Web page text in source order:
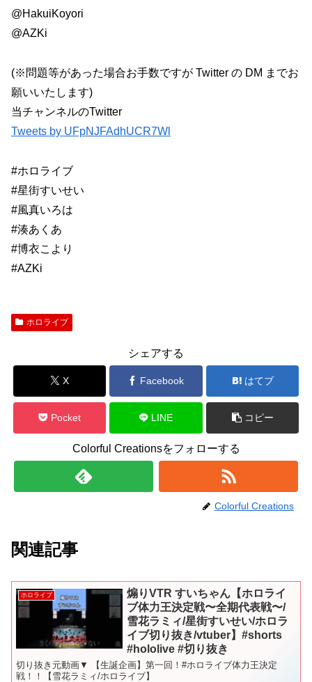
@HakuiKoyori
@AZKi
(※問題等があった場合お手数ですが Twitter の DM までお
願いいたします)
当チャンネルのTwitter
Tweets by UFpNJFAdhUCR7Wl
#ホロライブ
#星街すいせい
#風真いろは
#湊あくあ
#博衣こより
#AZKi
ホロライブ
シェアする
X Facebook はてブ
Pocket LINE コピー
Colorful Creationsをフォローする
Colorful Creations
関連記事
ホロライブ
煽りVTR すいちゃん【ホロライ
ブ体力王決定戦〜全期代表戦〜/
雪花ラミィ/星街すいせい/ホロラ
イブ切り抜き/vtuber】#shorts
#hololive #切り抜き
切り抜き元動画▼ 【生誕企画】第一回！#ホロライブ体力王決定
戦！！【雪花ラミィ/ホロライブ】